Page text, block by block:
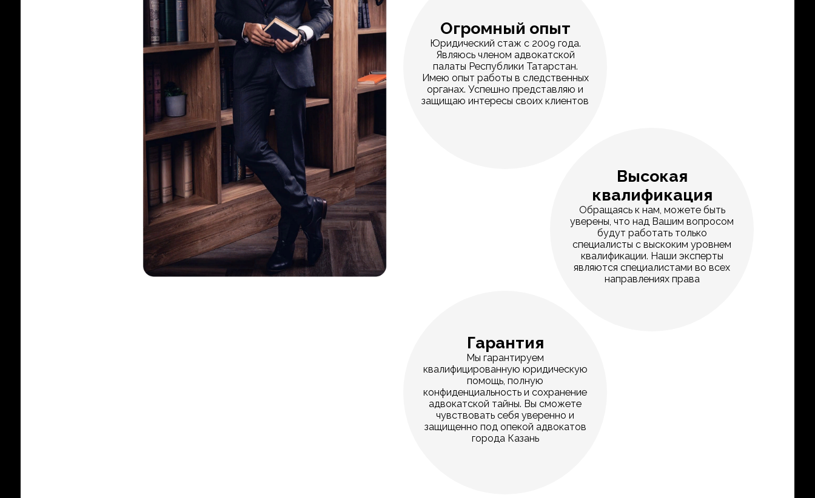
Огромный опыт
Юридический стаж с 2009 года.
Являюсь членом адвокатской
палаты Республики Татарстан.
Имею опыт работы в следственных
органах. Успешно представляю и
защищаю интересы своих клиентов
Высокая
квалификация
Обращаясь к нам, можете быть
уверены, что над Вашим вопросом
будут работать только
специалисты с выскоким уровнем
квалификации. Наши эксперты
являются специалистами во всех
направлениях права
Гарантия
Мы гарантируем
квалифицированную юридическую
помощь, полную
конфиденциальность и сохранение
адвокатской тайны. Вы сможете
чувствовать себя уверенно и
защищенно под опекой адвокатов
города Казань